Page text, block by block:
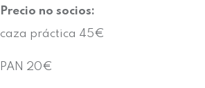
Precio no socios:
caza práctica 45€
PAN 20€